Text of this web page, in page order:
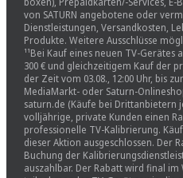
von SATURN angebotene oder
Dienstleistungen, Versandkosten,
Produkte. Weitere Ausschlüsse
¹¹Bei Kauf eines neuen TV-
300 € und gleichzeitigem Kauf der
der Zeit vom 03.08., 12:00 Uhr, bis
MediaMarkt- oder Saturn-
saturn.de (Käufe bei Drittanbietern
volljährige, private Kunden einen
professionelle TV-Kalibrierung.
dieser Aktion ausgeschlossen. Der
Buchung der
auszahlbar. Der Rabatt wird final